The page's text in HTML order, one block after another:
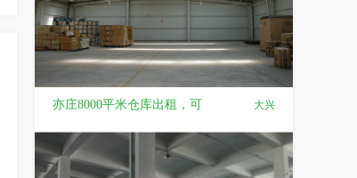
大兴
亦庄8000平米仓库出租，可